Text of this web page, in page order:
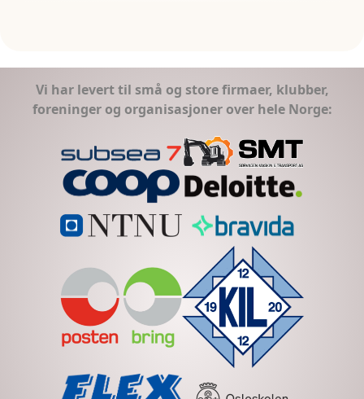
Vi har levert til små og store firmaer, klubber,
foreninger og organisasjoner over hele Norge: